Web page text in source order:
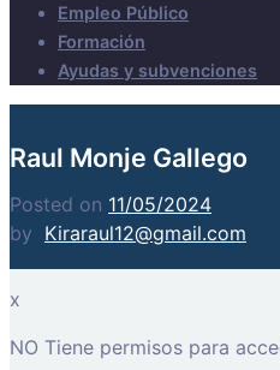
Empleo Público
Formación
Ayudas y subvenciones
Raul Monje Gallego
Posted on 11/05/2024
by Kiraraul12@gmail.com
x
NO Tiene permisos para